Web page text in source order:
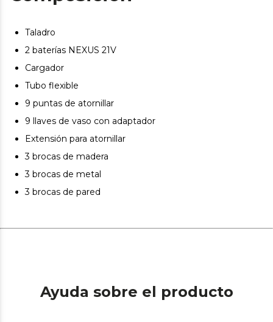
Taladro
2 baterías NEXUS 21V
Cargador
Tubo flexible
9 puntas de atornillar
9 llaves de vaso con adaptador
Extensión para atornillar
3 brocas de madera
3 brocas de metal
3 brocas de pared
Ayuda sobre el producto